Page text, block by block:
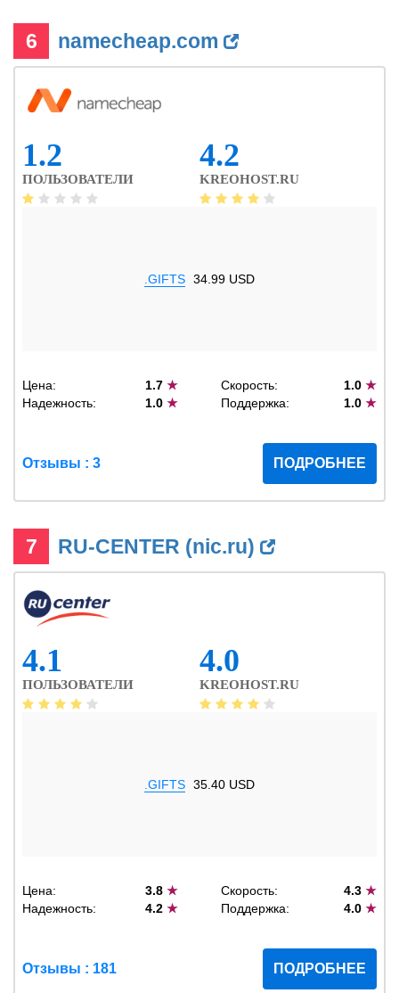
6 namecheap.com
1.2
ПОЛЬЗОВАТЕЛИ
4.2
KREOHOST.RU
.GIFTS 34.99 USD
Цена: 1.7★ Скорость: 1.0 ★
Надежность:
1.0★ Поддержка: 1.0 ★
Отзывы : 3 ПОДРОБНЕЕ
7 RU-CENTER (nic.ru)
4.1
ПОЛЬЗОВАТЕЛИ
4.0
KREOHOST.RU
.GIFTS 35.40 USD
Цена: 3.8★ Скорость: 4.3 ★
Надежность:
4.2★ Поддержка: 4.0 ★
Отзывы : 181 ПОДРОБНЕЕ